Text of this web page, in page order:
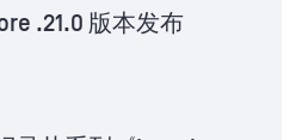
.21.0 版本发布